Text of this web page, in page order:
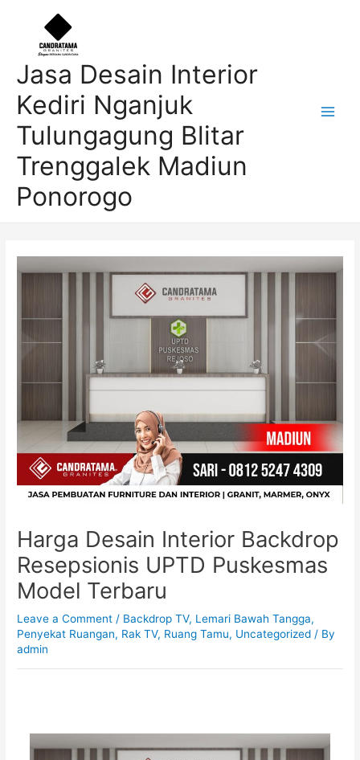
Jasa Desain Interior
Kediri Nganjuk
Tulungagung Blitar
Trenggalek Madiun
Ponorogo
Harga Desain Interior Backdrop
Resepsionis UPTD Puskesmas
Model Terbaru
Leave a Comment / Backdrop TV, Lemari Bawah Tangga,
Penyekat Ruangan, Rak TV, Ruang Tamu, Uncategorized / By
admin
navigation